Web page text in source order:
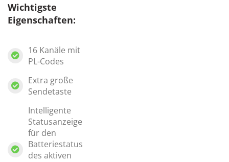
Wichtigste
Eigenschaften:
16 Kanäle mit
PL-Codes
Extra große
Sendetaste
Intelligente
Statusanzeige
für den
Batteriestatus
des aktiven